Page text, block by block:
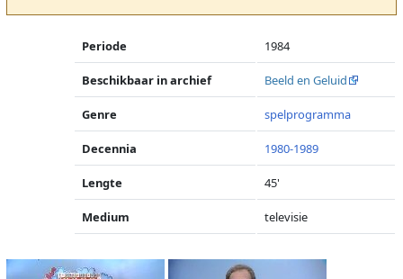
Periode 1984
Beschikbaar in archief Beeld en Geluid
Genre spelprogramma
Decennia 1980-1989
Lengte 45'
Medium televisie